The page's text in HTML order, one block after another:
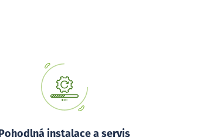
Pohodlná instalace a servis